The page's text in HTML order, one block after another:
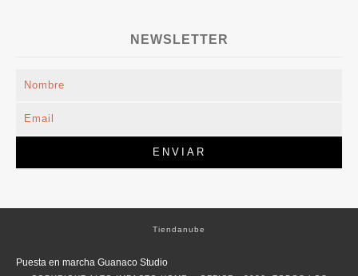
NEWSLETTER
Tiendanube
Puesta en marcha Guanaco Studio